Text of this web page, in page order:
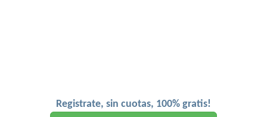
Registrate, sin cuotas, 100% gratis!